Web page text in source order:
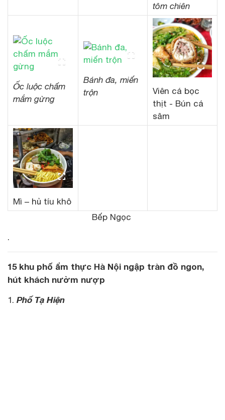
tôm chiên
Ốc luộc chấm
mắm gừng
Bánh đa, miến
trộn
Viên cá bọc
thịt - Bún cá
sâm
Mì – hủ tíu khô
Bếp Ngọc
.
15 khu phố ẩm thực Hà Nội ngập tràn đồ ngon,
hút khách nườm nượp
Phố Tạ Hiện